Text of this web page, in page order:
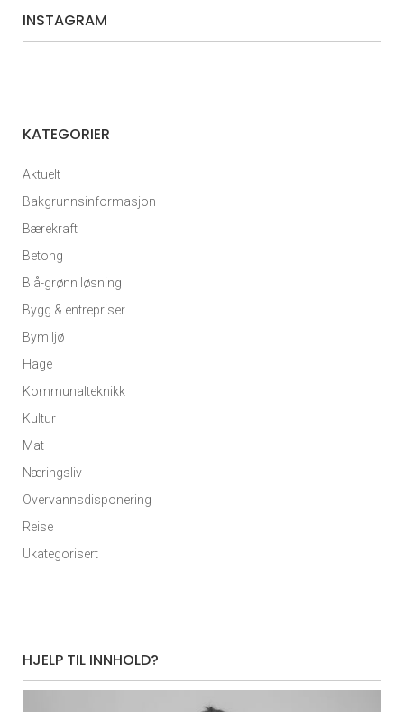
INSTAGRAM
KATEGORIER
Aktuelt
Bakgrunnsinformasjon
Bærekraft
Betong
Blå-grønn løsning
Bygg & entrepriser
Bymiljø
Hage
Kommunalteknikk
Kultur
Mat
Næringsliv
Overvannsdisponering
Reise
Ukategorisert
HJELP TIL INNHOLD?